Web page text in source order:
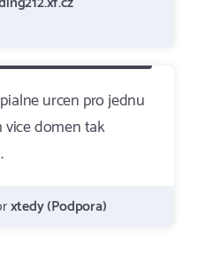
urcen pro jednu
domen tak
xtedy (Podpora)